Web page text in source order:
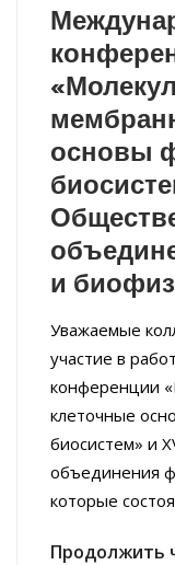
основы
и
Уважаемые
участие в
конференции
клеточные
биосистем» и
объединения
которые
Продолжить